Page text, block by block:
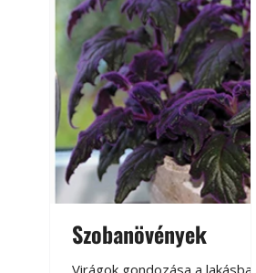
Szobanövények